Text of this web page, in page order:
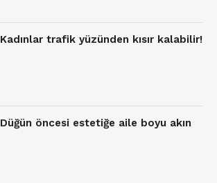
Kadınlar trafik yüzünden kısır kalabilir!
Düğün öncesi estetiğe aile boyu akın